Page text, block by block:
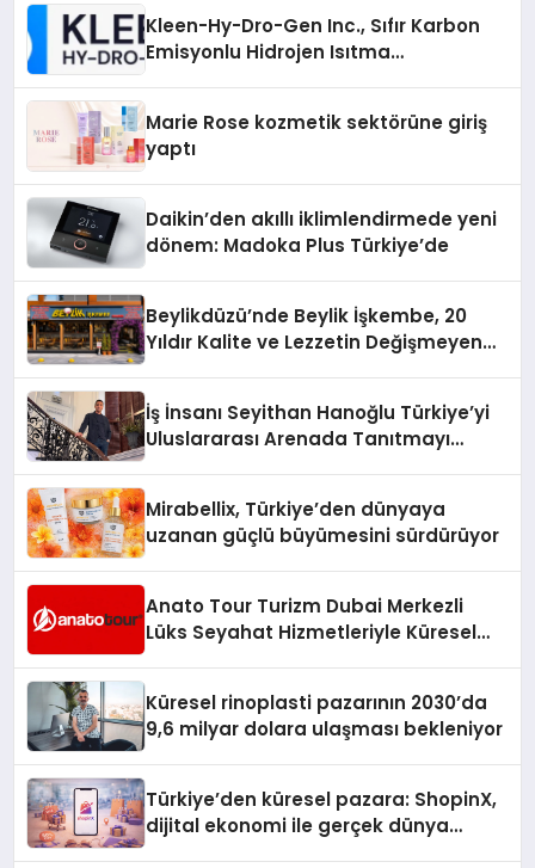
Kleen-Hy-Dro-Gen Inc., Sıfır Karbon
Emisyonlu Hidrojen Isıtma
Marie Rose kozmetik sektörüne giriş
yaptı
Daikin’den akıllı iklimlendirmede yeni
dönem: Madoka Plus Türkiye’de
Beylikdüzü’nde Beylik İşkembe, 20
Yıldır Kalite ve Lezzetin Değişmeyen
İş İnsanı Seyithan Hanoğlu Türkiye’yi
Uluslararası Arenada Tanıtmayı
Mirabellix, Türkiye’den dünyaya
uzanan güçlü büyümesini sürdürüyor
Anato Tour Turizm Dubai Merkezli
Lüks Seyahat Hizmetleriyle Küresel
Küresel rinoplasti pazarının 2030’da
9,6 milyar dolara ulaşması bekleniyor
Türkiye’den küresel pazara: ShopinX,
dijital ekonomi ile gerçek dünya